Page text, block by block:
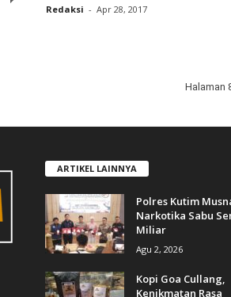
Redaksi - Apr 28, 2017
Halaman
ARTIKEL LAINNYA
Polres Kutim
Narkotika Sabu
Miliar
Agu 2, 2026
Kopi Goa Cullang,
Kenikmatan Rasa